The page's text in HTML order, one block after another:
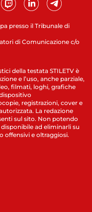
presso il Tribunale di
di Comunicazione c/o
della testata STILETV è
e l’uso, anche parziale,
filmati, loghi, grafiche
registrazioni, cover e
La redazione
sul sito. Non potendo
ad eliminarli su
offensivi e oltraggiosi.